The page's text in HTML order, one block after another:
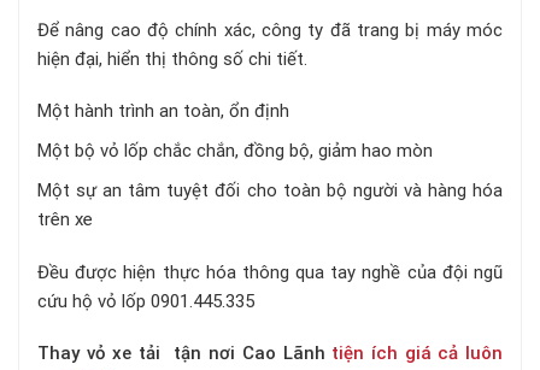
Để nâng cao độ chính xác, công ty đã trang bị máy móc
hiện đại, hiển thị thông số chi tiết.
Một hành trình an toàn, ổn định
Một bộ vỏ lốp chắc chắn, đồng bộ, giảm hao mòn
Một sự an tâm tuyệt đối cho toàn bộ người và hàng hóa
trên xe
Đều được hiện thực hóa thông qua tay nghề của đội ngũ
cứu hộ vỏ lốp 0901.445.335
Thay vỏ xe tải tận nơi Cao Lãnh tiện ích giá cả luôn